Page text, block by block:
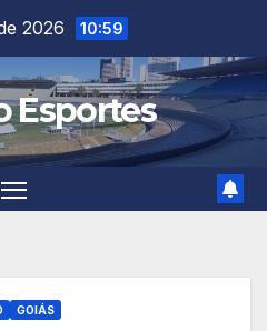
2026 10:59
Esportes
GOIÁS